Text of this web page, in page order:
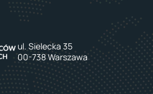
ul. Sielecka 35
00-738 Warszawa